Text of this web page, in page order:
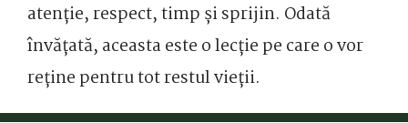
atenție, respect, timp și sprijin. Odată
învățată, aceasta este o lecție pe care o vor
reține pentru tot restul vieții.